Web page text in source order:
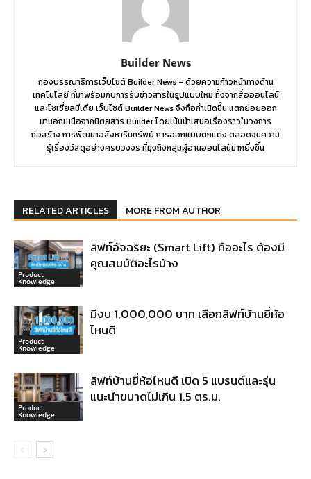
Builder News
กองบรรณาธิการเว็บไซต์ Builder News - ด้วยความก้าวหน้าทางด้าน
เทคโนโลยี ที่มาพร้อมกับการรับข่าวสารในรูปแบบใหม่ ทั้งจากสื่อออนไลน์
และโซเชี่ยลมีเดีย เว็บไซต์ Builder News จึงถือกำเนิดขึ้น แตกย่อยออก
มานอกเหนือจากนิตยสาร Builder โดยเน้นนำเสนอเรื่องราวในวงการ
ก่อสร้าง การพัฒนาอสังหาริมทรัพย์ การออกแบบตกแต่ง ตลอดจนความ
รู้เรื่องวัสดุอย่างครบวงจร ที่มุ่งถึงกลุ่มผู้อ่านออนไลน์มากยิ่งขึ้น
RELATED ARTICLES MORE FROM AUTHOR
Product
Knowledge
ลิฟท์อัจฉริยะ (Smart Lift) คืออะไร ต้องมี
คุณสมบัติอะไรบ้าง
Product
Knowledge
มีงบ 1,000,000 บาท เลือกลิฟท์บ้านยี่ห้อ
ไหนดี
Product
Knowledge
ลิฟท์บ้านยี่ห้อไหนดี เปิด 5 แบรนด์และรุ่น
แนะนำขนาดไม่เกิน 1.5 ตร.ม.